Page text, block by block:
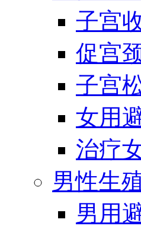
子宫
促宫
子宫
女用
治疗
男性生
男用